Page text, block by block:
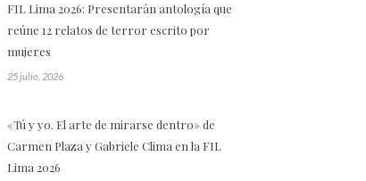
FIL Lima 2026: Presentarán antología que
reúne 12 relatos de terror escrito por
mujeres
25 julio, 2026
«Tú y yo. El arte de mirarse dentro» de
Carmen Plaza y Gabriele Clima en la FIL
Lima 2026